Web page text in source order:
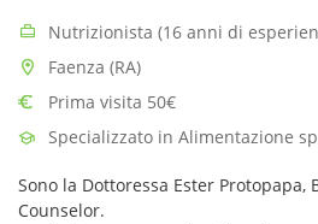
Nutrizionista (16 anni di
Faenza (RA)
Prima visita 50€
Specializzato in Alimentazione
Sono la Dottoressa Ester Protopapa,
Counselor.